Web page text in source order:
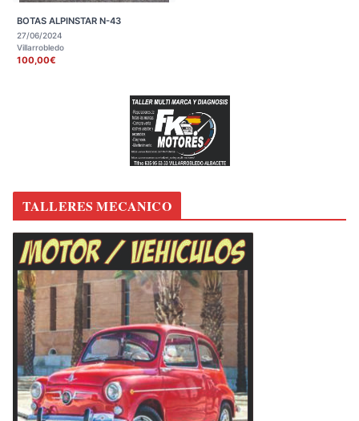
BOTAS ALPINSTAR N-43
27/06/2024
Villarrobledo
100,00€
TALLERES MECANICO